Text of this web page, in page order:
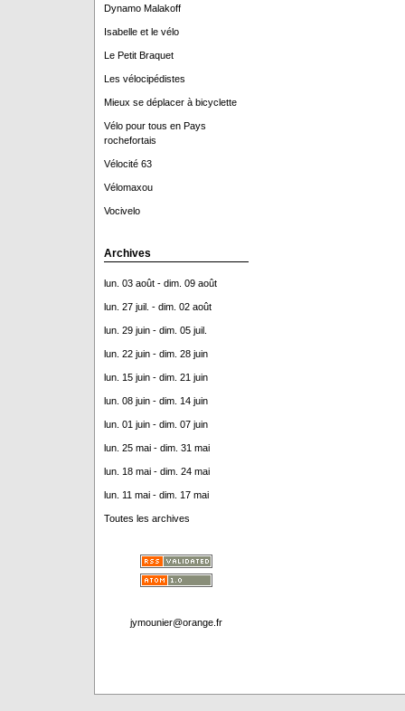
Dynamo Malakoff
Isabelle et le vélo
Le Petit Braquet
Les vélocipédistes
Mieux se déplacer à bicyclette
Vélo pour tous en Pays
rochefortais
Vélocité 63
Vélomaxou
Vocivelo
Archives
lun. 03 août - dim. 09 août
lun. 27 juil. - dim. 02 août
lun. 29 juin - dim. 05 juil.
lun. 22 juin - dim. 28 juin
lun. 15 juin - dim. 21 juin
lun. 08 juin - dim. 14 juin
lun. 01 juin - dim. 07 juin
lun. 25 mai - dim. 31 mai
lun. 18 mai - dim. 24 mai
lun. 11 mai - dim. 17 mai
Toutes les archives
jymounier@orange.fr